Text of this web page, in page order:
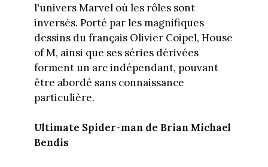
l'univers Marvel où les rôles sont
inversés. Porté par les magnifiques
dessins du français Olivier Coipel, House
of M, ainsi que ses séries dérivées
forment un arc indépendant, pouvant
être abordé sans connaissance
particulière.
Ultimate Spider-man de Brian Michael
Bendis